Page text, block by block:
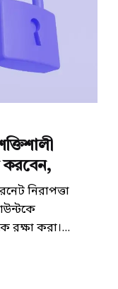
করবেন,
নিরাপত্তা
রক্ষা করা।...